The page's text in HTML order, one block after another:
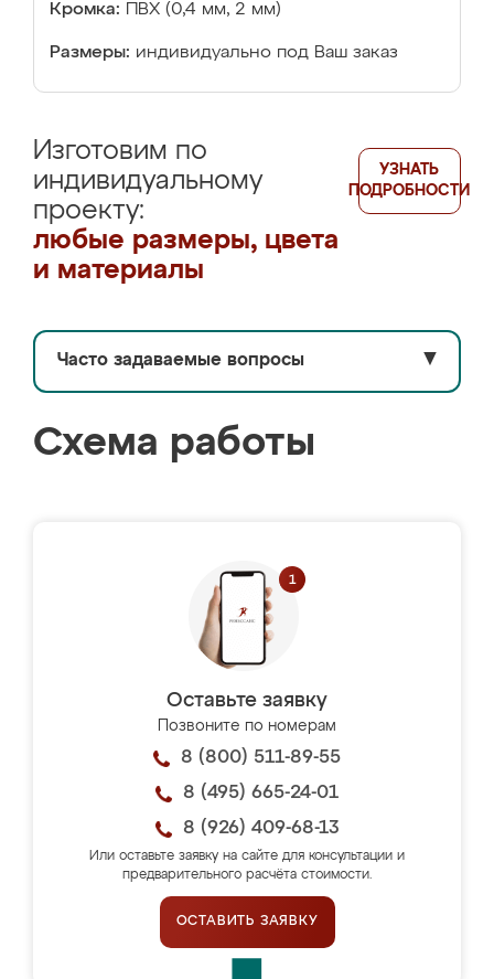
Кромка: ПВХ (0,4 мм, 2 мм)
Размеры: индивидуально под Ваш заказ
Изготовим по
индивидуальному
проекту:
любые размеры, цвета
и материалы
УЗНАТЬ
ПОДРОБНОСТИ
Часто задаваемые вопросы ▼
Схема работы
Оставьте заявку
Позвоните по номерам
8 (800) 511-89-55
8 (495) 665-24-01
8 (926) 409-68-13
Или оставьте заявку на сайте для консультации и
предварительного расчёта стоимости.
ОСТАВИТЬ ЗАЯВКУ